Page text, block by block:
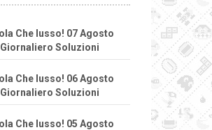
Che lusso! 07 Agosto
Soluzioni
Che lusso! 06 Agosto
Soluzioni
Che lusso! 05 Agosto